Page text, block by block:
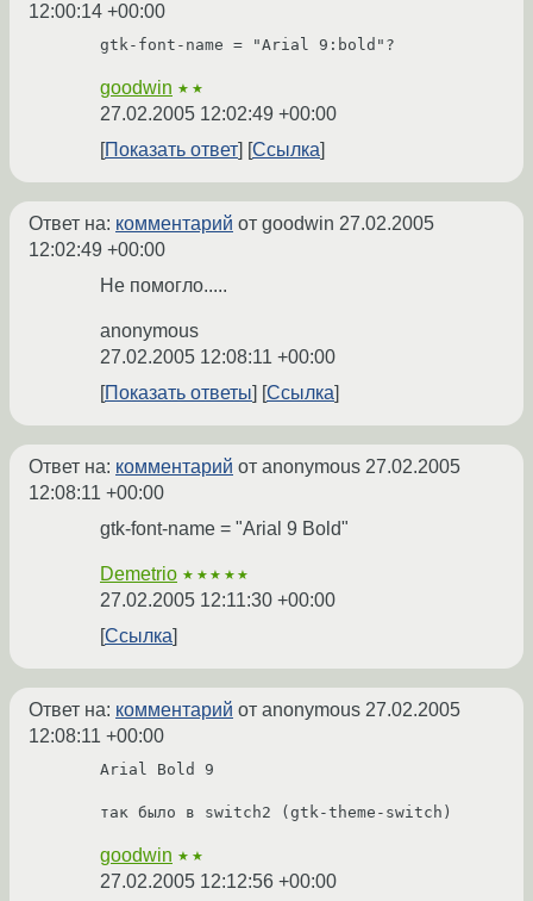
12:00:14 +00:00
gtk-font-name = "Arial 9:bold"?
goodwin ★★
27.02.2005 12:02:49 +00:00
Показать ответ
Ссылка
Ответ на: комментарий от goodwin 27.02.2005
12:02:49 +00:00
Не помогло.....
anonymous
27.02.2005 12:08:11 +00:00
Показать ответы
Ссылка
Ответ на: комментарий от anonymous 27.02.2005
12:08:11 +00:00
gtk-font-name = "Arial 9 Bold"
Demetrio ★★★★★
27.02.2005 12:11:30 +00:00
Ссылка
Ответ на: комментарий от anonymous 27.02.2005
12:08:11 +00:00
Arial Bold 9
так было в switch2 (gtk-theme-switch)
goodwin ★★
27.02.2005 12:12:56 +00:00